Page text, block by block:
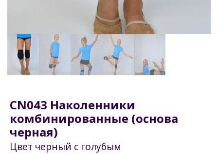
CN043 Наколенники
комбинированные (основа
черная)
Цвет черный с голубым